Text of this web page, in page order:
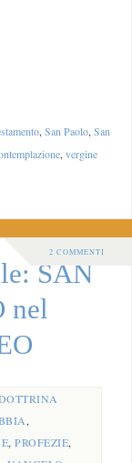
,San Paolo,San
,vergine
2 COMMENTI
SAN
nel
,
,PROFEZIE,